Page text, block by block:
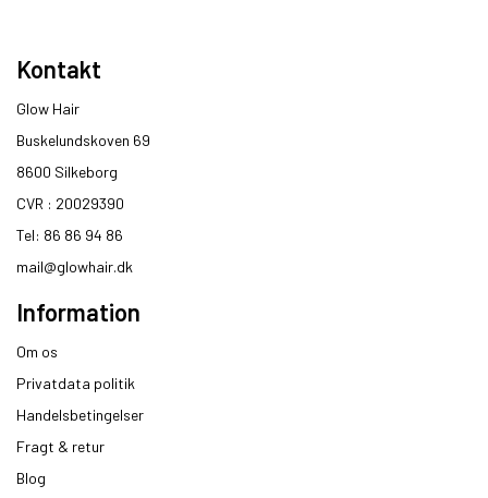
Kontakt
Glow Hair
Buskelundskoven 69
8600 Silkeborg​
CVR : 20029390​
Tel: 86 86 94 86
mail@glowhair.dk
Information
Om os
Privatdata politik
Handelsbetingelser
Fragt & retur
Blog